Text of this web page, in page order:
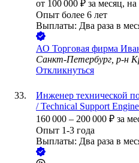
от 100 000 ₽ за месяц, на
Опыт более 6 лет
Выплаты: Два раза в
АО Торговая фирма
Санкт-Петербург, р-н
Откликнуться
Инженер технической
/ Technical Support
160 000 – 200 000 ₽ за
Опыт 1-3 года
Выплаты: Два раза в